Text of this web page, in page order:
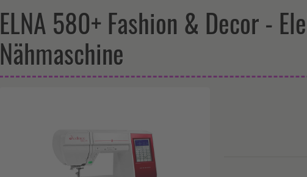
ELNA 580+ Fashion & Decor -
Nähmaschine